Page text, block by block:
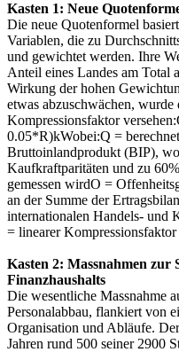
Kasten 1: Neue
Die neue Quotenformel
Variablen, die zu
und gewichtet werden. Ihre
Anteil eines Landes am Total
Wirkung der hohen
etwas abzuschwächen,
Kompressionsfaktor
0.05*R)kWobei:Q =
Bruttoinlandprodukt (BIP),
Kaufkraftparitäten und zu
gemessen wirdO =
an der Summe der
internationalen Handels- und
= linearer
Kasten 2: Massnahmen zur
Finanzhaushalts
Die wesentliche Massnahme
Personalabbau, flankiert von
Organisation und Abläufe.
Jahren rund 500 seiner 2900